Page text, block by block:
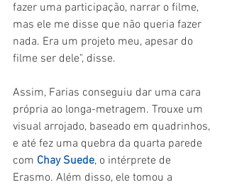
fazer uma participação, narrar o filme,
mas ele me disse que não queria fazer
nada. Era um projeto meu, apesar do
filme ser dele", disse.
Assim, Farias conseguiu dar uma cara
própria ao longa-metragem. Trouxe um
visual arrojado, baseado em quadrinhos,
e até fez uma quebra da quarta parede
com Chay Suede, o intérprete de
Erasmo. Além disso, ele tomou a